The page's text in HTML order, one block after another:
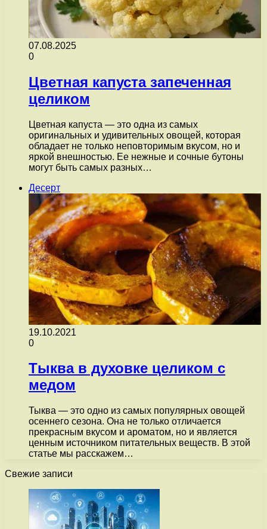
07.08.2025
0
Цветная капуста запеченная
целиком
Цветная капуста — это одна из самых
оригинальных и удивительных овощей, которая
обладает не только неповторимым вкусом, но и
яркой внешностью. Ее нежные и сочные бутоны
могут быть самых разных…
Десерт
19.10.2021
0
Тыква в духовке целиком с
медом
Тыква — это одно из самых популярных овощей
осеннего сезона. Она не только отличается
прекрасным вкусом и ароматом, но и является
ценным источником питательных веществ. В этой
статье мы расскажем…
Свежие записи